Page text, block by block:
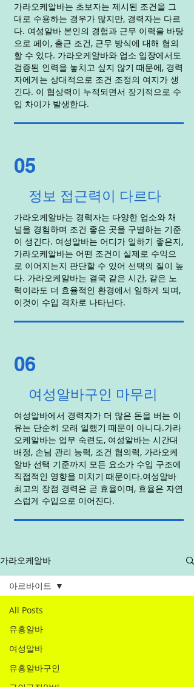
가라오케알바는 초보자는 제시된 조건을 그
대로 수용하는 경우가 많지만, 경력자는 다르
다. 여성알바 본인의 경험과 근무 이력을 바탕
으로 페이, 출근 조건, 근무 방식에 대해 협의
할 수 있다. 가라오케알바와 업소 입장에서도
검증된 인력을 놓치고 싶지 않기 때문에, 경력
자에게는 상대적으로 조건 조정의 여지가 생
긴다. 이 협상력이 누적되면서 장기적으로 수
입 차이가 발생한다.
05
정보 접근력이 다르다
가라오케알바는 경력자는 다양한 업소와 채
널을 경험하며 조건 좋은 곳을 구별하는 기준
이 생긴다. 여성알바는 어디가 일하기 좋은지,
가라오케알바는 어떤 조건이 실제로 수익으
로 이어지는지 판단할 수 있어 선택의 질이 높
다. 가라오케알바는 결국 같은 시간, 같은 노
력이라도 더 효율적인 환경에서 일하게 되며,
이것이 수입 격차로 나타난다.
06
여성알바구인 마무리
여성알바에서 경력자가 더 많은 돈을 버는 이
유는 단순히 오래 일했기 때문이 아니다.가라
오케알바는 업무 숙련도, 여성알바는 시간대
배정, 손님 관리 능력, 조건 협의력, 가라오케
알바 선택 기준까지 모든 요소가 수입 구조에
직접적인 영향을 미치기 때문이다.여성알바
최고의 장점 경력은 곧 효율이며, 효율은 자연
스럽게 수입으로 이어진다.
가라오케알바
All Posts
유흥알바
여성알바
유흥알바구인
아르바이트